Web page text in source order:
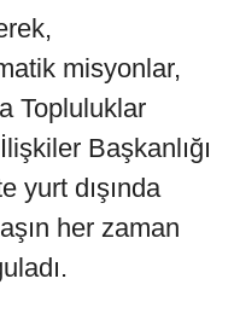
misyonlar,
Topluluklar
Başkanlığı
yurt dışında
her zaman